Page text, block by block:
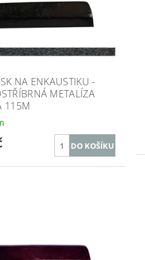
NA ENKAUSTIKU -
METALÍZA
115M